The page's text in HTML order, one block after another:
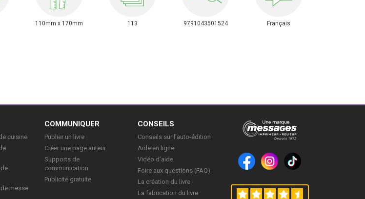
110mm x 170mm 113 9791043501524 Français
cuisine
messe
COMMUNIQUER
Publier un livre
Créer une page auteur
Supports de
communication
Publicité gratuite
CONSEILS
Conseils sur l’auto-édition
Aide en ligne
Vidéo d’aide
Foire aux questions (FAQ)
La création du livre
La fabrication du livre